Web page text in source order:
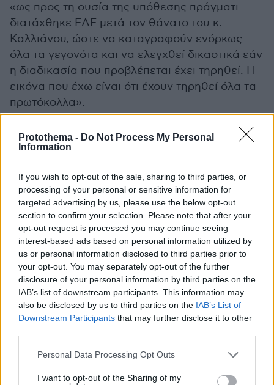
Protothema - Do Not Process My Personal
Information
If you wish to opt-out of the sale, sharing to third parties, or
processing of your personal or sensitive information for
targeted advertising by us, please use the below opt-out
section to confirm your selection. Please note that after your
opt-out request is processed you may continue seeing
interest-based ads based on personal information utilized by
us or personal information disclosed to third parties prior to
your opt-out. You may separately opt-out of the further
disclosure of your personal information by third parties on the
IAB’s list of downstream participants. This information may
also be disclosed by us to third parties on the IAB’s List of
Downstream Participants that may further disclose it to other
Please note that this website/app uses one or more Google
not limited to your visit or usage behaviour. You may click to
Personal Data Processing Opt Outs
I want to opt-out of the Sharing of my
«ως προς τη ουσία της υπόθεσης πράγματι
διατάχθηκε ΕΔΕ μετά τον θάνατο του κ.
Καλλιάνου, ώστε να καταγραφούν ενόρκως
όλα τα γεγονότα και να ελεγχθεί δικαστικά εάν
η διαδικασία που προβλέπεται έχει τηρηθεί. Η
εικόνα που έχω είναι ότι έχουν τηρηθεί όλα τα
πρωτόκολλα».
Αναφερόμενος ο υπουργός Υγείαςστις
δηλώσεις του αδελφού του
τους γιατρούς στην Ελλάδα. Αυτό θα μου
επιτρέψετε να πω δεν είναι αλήθεια, η Ελλάδα
έχει καλούς γιατρούς. Το ΕΣΥ έχει καλούς
γιατρούς και το νοσοκομείο Αττικόν είναι καλό
νοσοκομείο».
Δείτε βίντεο από τις δηλώσεις του:
Glomex Player(eexbs1jkdkewvzn, v-
d0t9nxtn9iz5)